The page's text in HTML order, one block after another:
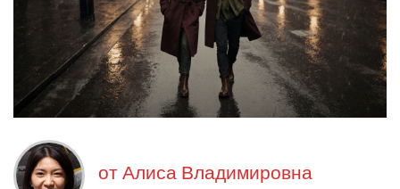
отАлиса Владимировна